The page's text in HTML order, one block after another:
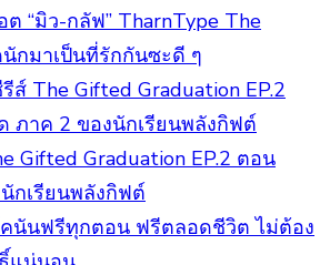
“มิว-กลัฟ” TharnType The
นักมาเป็นที่รักกันซะดี ๆ
Gifted Graduation EP.2 ตอน
กเรียนพลังกิฟต์
คนันฟรีทุกตอน ฟรีตลอดชีวิต ไม่ต้อง